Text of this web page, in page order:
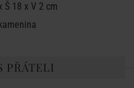
Š 18 x V 2 cm
PŘÁTELI